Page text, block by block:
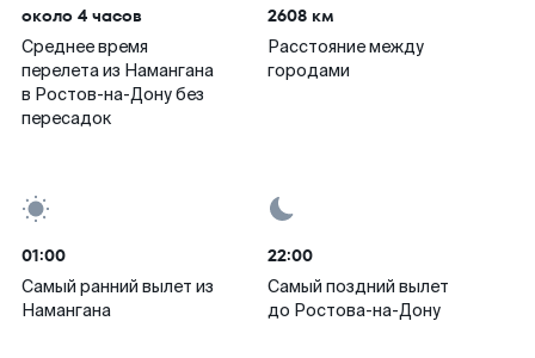
около 4 часов
Среднее время
перелета из Намангана
в Ростов-на-Дону без
пересадок
2608 км
Расстояние между
городами
01:00
Самый ранний вылет из
Намангана
22:00
Самый поздний вылет
до Ростова-на-Дону